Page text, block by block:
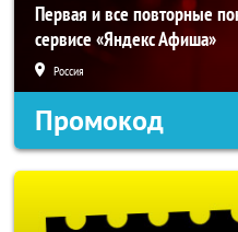
Первая и все повторные
сервисе «Яндекс Афиша»
Россия
Промокод